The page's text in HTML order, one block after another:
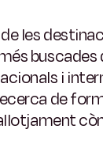
les
buscades
i
de